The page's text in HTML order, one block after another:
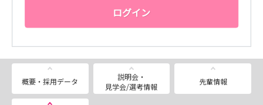
ログイン
概要・採用データ
説明会・
見学会/選考情報
先輩情報